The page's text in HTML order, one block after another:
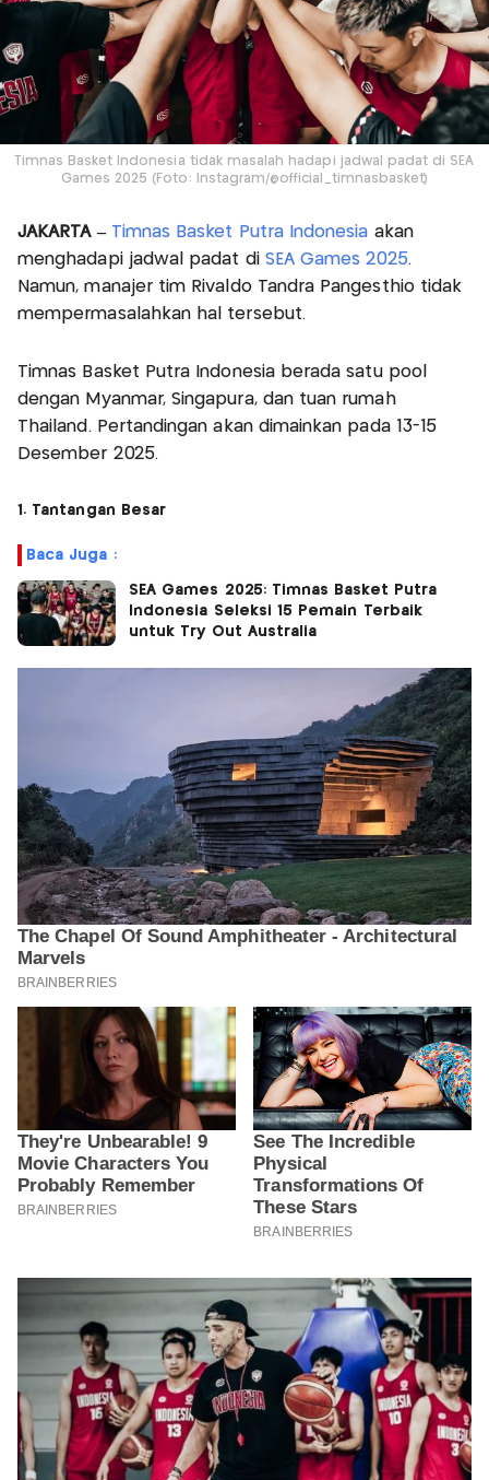
Timnas Basket Indonesia tidak masalah hadapi jadwal padat di SEA
Games 2025 (Foto: Instagram/@official_timnasbasket)
JAKARTA – Timnas Basket Putra Indonesia akan
menghadapi jadwal padat di SEA Games 2025.
Namun, manajer tim Rivaldo Tandra Pangesthio tidak
mempermasalahkan hal tersebut.
Timnas Basket Putra Indonesia berada satu pool
dengan Myanmar, Singapura, dan tuan rumah
Thailand. Pertandingan akan dimainkan pada 13-15
Desember 2025.
1. Tantangan Besar
Baca Juga :
SEA Games 2025: Timnas Basket Putra
Indonesia Seleksi 15 Pemain Terbaik
untuk Try Out Australia